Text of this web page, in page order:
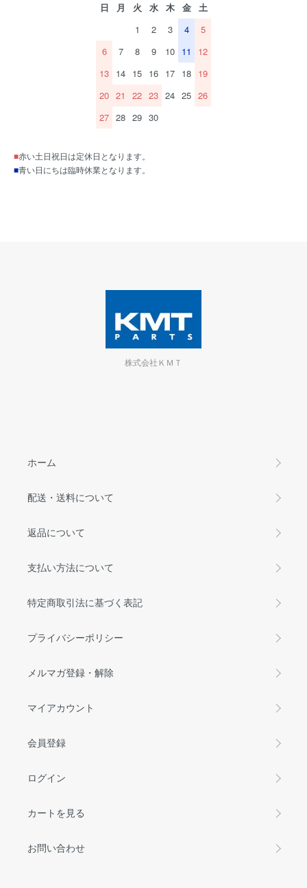
日 月 火 水 木 金
土
1
2 3 4
5
6
7 8 9 10 11
12
13 14 15 16 17 18 19
20 21 22 23 24 25 26
27 28 29 30
■赤い土日祝日は定休日となります。
■青い日にちは臨時休業となります。
株式会社ＫＭＴ
ホーム
配送・送料について
返品について
支払い方法について
特定商取引法に基づく表記
プライバシーポリシー
メルマガ登録・解除
マイアカウント
会員登録
ログイン
カートを見る
お問い合わせ